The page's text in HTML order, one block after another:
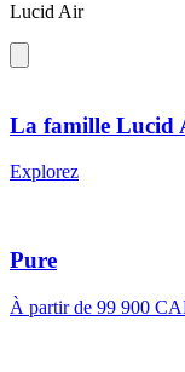
Lucid Air
La famille Lucid
Explorez
Pure
À partir de 99 900